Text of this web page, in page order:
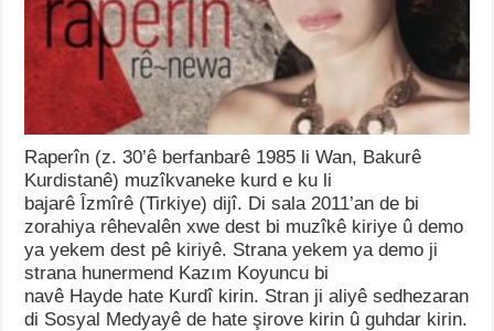
Raperîn (z. 30’ê berfanbarê 1985 li Wan, Bakurê
Kurdistanê) muzîkvaneke kurd e ku li
bajarê Îzmîrê (Tirkiye) dijî. Di sala 2011’an de bi
zorahiya rêhevalên xwe dest bi muzîkê kiriye û demo
ya yekem dest pê kiriyê. Strana yekem ya demo ji
strana hunermend Kazım Koyuncu bi
navê Hayde hate Kurdî kirin. Stran ji aliyê sedhezaran
di Sosyal Medyayê de hate şirove kirin û guhdar kirin.